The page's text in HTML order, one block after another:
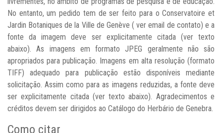
No entanto, um pedido tem de ser feito para o Conservatoire et
Jardin Botaniques de la Ville de Genève ( ver email de contato) e a
fonte da imagem deve ser explicitamente citada (ver texto
abaixo). As imagens em formato JPEG geralmente não são
apropriados para publicação. Imagens em alta resolução (formato
TIFF) adequado para publicação estão disponíveis mediante
solicitação. Assim como para as imagens reduzidas, a fonte deve
ser explicitamente citada (ver texto abaixo). Agradecimentos e
créditos devem ser dirigidos ao Catálogo do Herbário de Genebra.
Como citar